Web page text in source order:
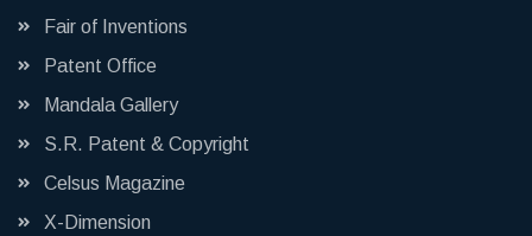
Fair of Inventions
Patent Office
Mandala Gallery
S.R. Patent & Copyright
Celsus Magazine
X-Dimension